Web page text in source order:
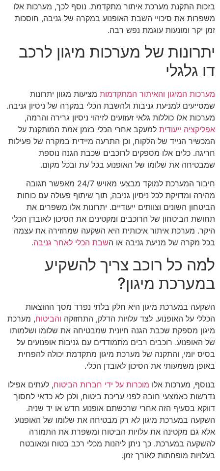
בזכות התקנת מערכת איתור מתקדמת. נוסף לכך, מערכות אלו
משפרות את סיכויי השבת האופנוע במקרה של גניבה, חוסכות
זמן יקר ומונעות עוגמת נפש רבה.
יתרונות של מערכות מיגון לרכב
דו גלגלי
מערכות המיגון והאיתור המתקדמות מציעות מגוון יתרונות
שמסייעים למניעת גניבות ולהשבת הכלי במקרה של ניסיון גניבה.
מערכות אלו כוללות גלאי זעזועים לזיהוי ניסיון גרירה והרמה,
אפליקציה ייעודית למעקב אחרי הכלי בזמן אמת המותקנת על
המכשיר הנייד של הלקוח, וכן התרעה מיידית במקרה של פעילות
חריגה. כלים אלו מספקים לרוכבים שכבת הגנה נוספת
שמבטיחה את שלומו של האופנוע בכל עת ובכל מקום.
חיבור המערכת למוקד מבצעי מאויש 24/7 מאפשר תגובה
מהירה ומדויקת לכל ניסיון גניבה, תוך שיתוף פעולה עם כוחות
הביטחון השונים וצוותים ייעודיים. יתרונות אלו משפרים את
תחושת הביטחון של הרוכבים ומקטינים את הסיכון לאובדן הכלי
היקר. מערכת איתור איכותית היא השקעה שמחזירה את עצמה
בכל מקרה של מניעת גניבה או השבת הכלי לאחר גניבה.
למה כל רוכב צריך להשקיע
במערכת מיגון?
השקעה במערכת מיגון היא חלק בלתי נפרד מסך ההוצאות
הכללי על האופנוע. לצד עלויות הדלק, התחזוקה והביטוח, מערכת
מיגון מספקת שכבת הגנה חיונית שמבטיחה את שלומו ושלמותו
של האופנוע. רוכבים רבים מתמודדים עם גניבות אופנועים על
בסיס יומי, והתקנה של מערכת מיגון מתקדמת יכולה להפחית
באופן משמעותי את הסיכון לאובדן הכלי.
בנוסף, מערכות אלו מוכרות על ידי חברות הביטוח, לעתים אפילו
נדרשות כאמצעי חובה לפני עריכת ביטוח, ולכן לא כדאי לחסוך
דווקא בסעיף הזה אחרי שרכשתם אופנוע חדש או יד שניה.
השקעה במערכת מיגון לא רק מבטיחה את שלומו של האופנוע
אלא גם מקטינה את עלויות הביטוח ומשפרת את התמורה
להשקעה במערכת. כך ניתן ליהנות מכלי רכב בטוח ומאובטח
בעלויות מופחתות לאורך זמן.